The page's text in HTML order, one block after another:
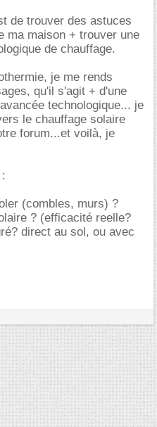
de trouver des astuces
ma maison + trouver une
de chauffage.
je me rends
qu'il s'agit + d'une
technologique... je
le chauffage solaire
forum...et voilà, je
(combles, murs) ?
? (efficacité reelle?
direct au sol, ou avec